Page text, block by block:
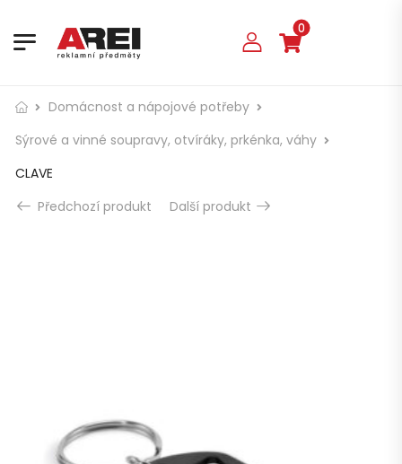
0
Domácnost a nápojové potřeby
Sýrové a vinné soupravy, otvíráky, prkénka, váhy
CLAVE
Předchozí produkt
Další produkt